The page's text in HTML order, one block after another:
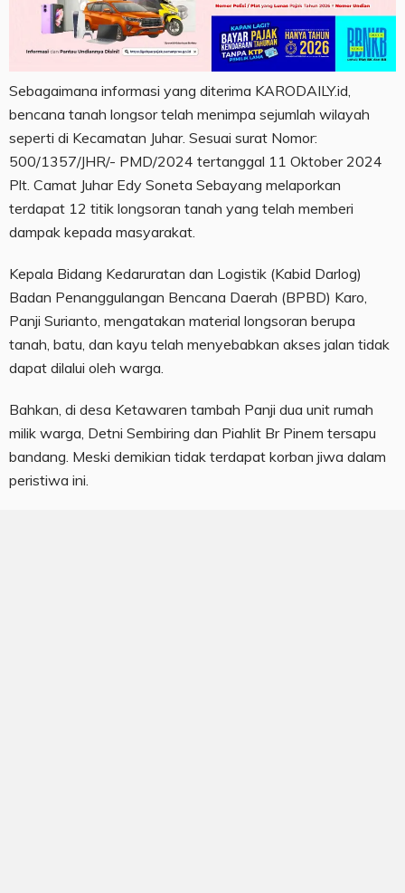
Sebagaimana informasi yang diterima KARODAILY.id,
bencana tanah longsor telah menimpa sejumlah wilayah
seperti di Kecamatan Juhar. Sesuai surat Nomor:
500/1357/JHR/- PMD/2024 tertanggal 11 Oktober 2024
Plt. Camat Juhar Edy Soneta Sebayang melaporkan
terdapat 12 titik longsoran tanah yang telah memberi
dampak kepada masyarakat.
Kepala Bidang Kedaruratan dan Logistik (Kabid Darlog)
Badan Penanggulangan Bencana Daerah (BPBD) Karo,
Panji Surianto, mengatakan material longsoran berupa
tanah, batu, dan kayu telah menyebabkan akses jalan tidak
dapat dilalui oleh warga.
Bahkan, di desa Ketawaren tambah Panji dua unit rumah
milik warga, Detni Sembiring dan Piahlit Br Pinem tersapu
bandang. Meski demikian tidak terdapat korban jiwa dalam
peristiwa ini.